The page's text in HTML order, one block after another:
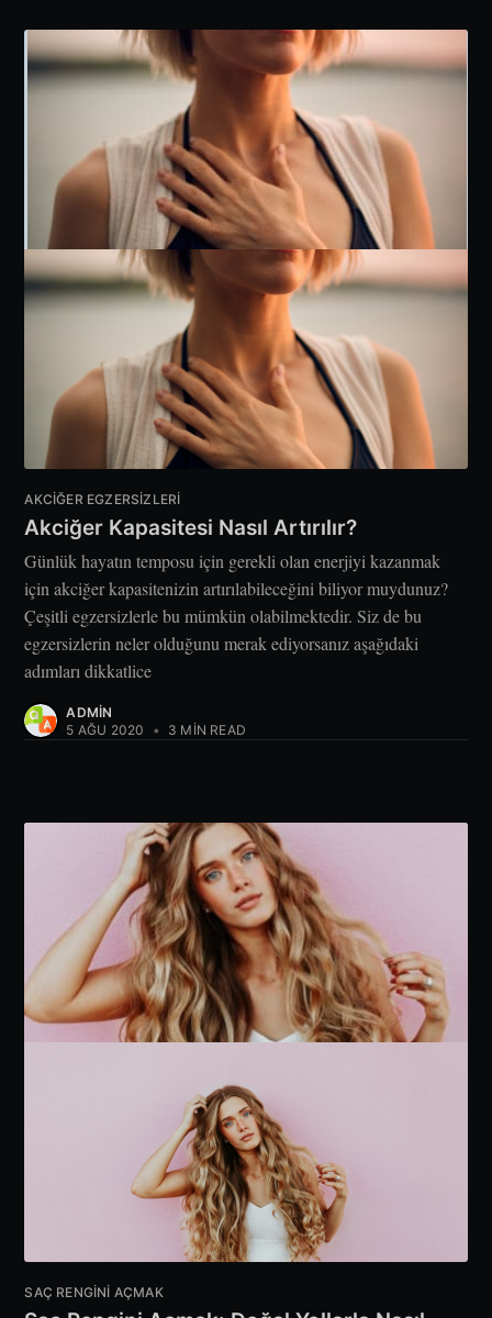
AKCIĞER EGZERSIZLERI
Akciğer Kapasitesi Nasıl Artırılır?
Günlük hayatın temposu için gerekli olan enerjiyi kazanmak
için akciğer kapasitenizin artırılabileceğini biliyor muydunuz?
Çeşitli egzersizlerle bu mümkün olabilmektedir. Siz de bu
egzersizlerin neler olduğunu merak ediyorsanız aşağıdaki
adımları dikkatlice
ADMIN
5 AĞU 2020
• 3 MIN READ
SAÇ RENGINI AÇMAK